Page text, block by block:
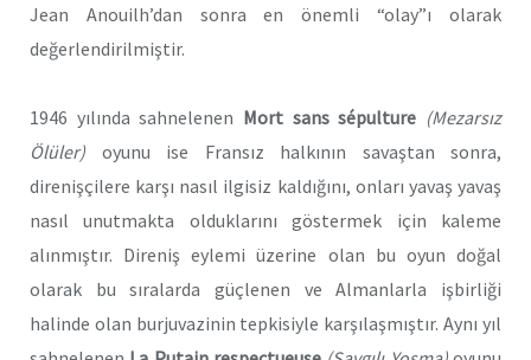
Jean Anouilh’dan sonra en önemli “olay”ı olarak
değerlendirilmiştir.
1946 yılında sahnelenen Mort sans sépulture (Mezarsız
Ölüler) oyunu ise Fransız halkının savaştan sonra,
direnişçilere karşı nasıl ilgisiz kaldığını, onları yavaş yavaş
nasıl unutmakta olduklarını göstermek için kaleme
alınmıştır. Direniş eylemi üzerine olan bu oyun doğal
olarak bu sıralarda güçlenen ve Almanlarla işbirliği
halinde olan burjuvazinin tepkisiyle karşılaşmıştır. Aynı yıl